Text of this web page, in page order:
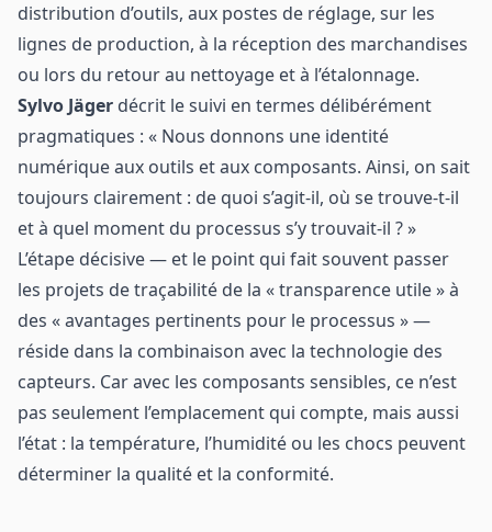
distribution d’outils, aux postes de réglage, sur les
lignes de production, à la réception des marchandises
ou lors du retour au nettoyage et à l’étalonnage.
Sylvo Jäger décrit le suivi en termes délibérément
pragmatiques : « Nous donnons une identité
numérique aux outils et aux composants. Ainsi, on sait
toujours clairement : de quoi s’agit-il, où se trouve-t-il
et à quel moment du processus s’y trouvait-il ? »
L’étape décisive — et le point qui fait souvent passer
les projets de traçabilité de la « transparence utile » à
des « avantages pertinents pour le processus » —
réside dans la combinaison avec la technologie des
capteurs. Car avec les composants sensibles, ce n’est
pas seulement l’emplacement qui compte, mais aussi
l’état : la température, l’humidité ou les chocs peuvent
déterminer la qualité et la conformité.